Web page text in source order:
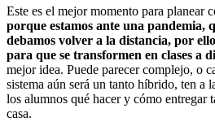
Este es el mejor momento para planear
porque estamos ante una pandemia,
debamos volver a la distancia, por
para que se transformen en clases a
mejor idea. Puede parecer complejo, o
sistema aún será un tanto híbrido, ten a
los alumnos qué hacer y cómo entregar
casa.